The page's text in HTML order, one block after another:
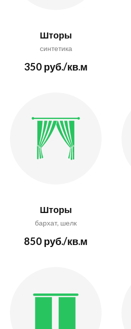
Шторы
синтетика
350 руб./кв.м
Шторы
бархат, шелк
850 руб./кв.м